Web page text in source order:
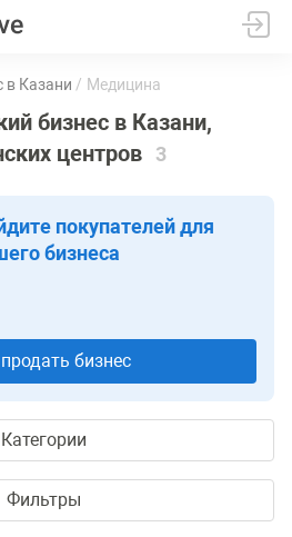
в Казани Медицина
бизнес в Казани,
центров
3
покупателей для
бизнеса
бизнес
Категории
Фильтры